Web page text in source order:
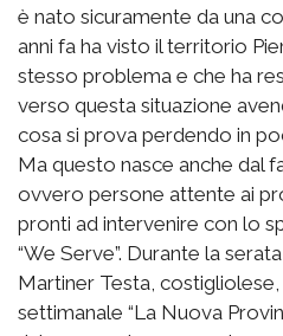
è nato sicuramente da una
anni fa ha visto il territorio
stesso problema e che ha
verso questa situazione
cosa si prova perdendo in
Ma questo nasce anche dal
ovvero persone attente ai
pronti ad intervenire con lo
“We Serve”. Durante la
Martiner Testa,
settimanale “La Nuova